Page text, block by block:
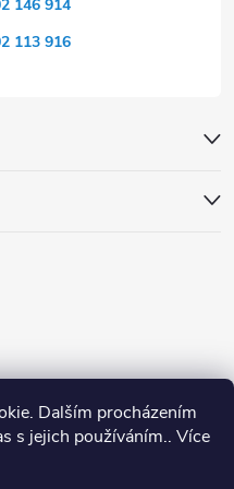
Dalším procházením
s jejich používáním.. Více
146 914
113 916